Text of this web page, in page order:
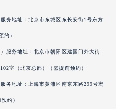
服务地址：北京市东城区东长安街1号东方
约）
）服务地址：北京市朝阳区建国门外大街
室（北京总部）（需提前预约）
服务地址：上海市黄浦区南京东路299号宏
约）